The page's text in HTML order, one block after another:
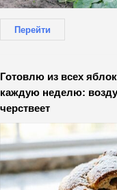
Перейти
Готовлю из всех
каждую неделю:
черствеет